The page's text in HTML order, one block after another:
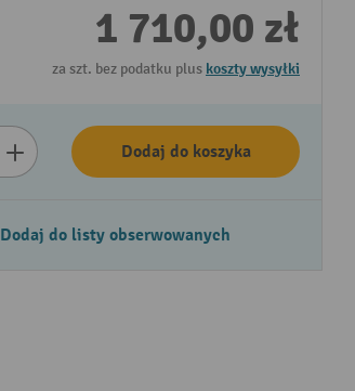
1 710,00 zł
za szt. bez podatku plus koszty wysyłki
Dodaj do koszyka
Dodaj do listy obserwowanych